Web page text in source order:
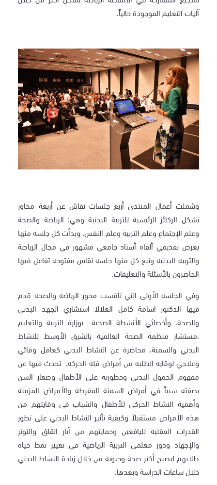
آليات التعليم الموجودة حالياً.
وشملت أعمال المنتدى أربع جلسات نقاش عن أربعة محاور
تشكل الركائز الرئيسية للتربية البدنية وهي: الرياضة والصحة
وعلم الإجتماع وعلم التربية وعلم النفس، وبدأت كل جلسة منها
بعرض تقديمي ألقاه أستاذ جامعي مشهور في مجال الرياضة
والتربية البدنية وتبع كل منها جلسة نقاش مفتوحة تفاعل فيها
الحاضرون بالأسئلة والتعليقات.
وفي الجلسة الأولى التي ناقشت محور الرياضة والصحة قدم
فيها الدكتور اسامة كامل العلالا استشاري الجهد البدني
والصحة، وأخصائي الأنشطة الصحية بوزارة التربية والتعليم
،مستشار منظمة الصحة العالمية بالشرق الأوسط للنشاط
البدني والسمنة، محاضرة عن النشاط البدني كعامل وقائي
وعلاجي لوقاية الطلبة من أمراض قلة الحركة، تحدث فيها عن
مفهوم الخمول البدني وخطورته على الأطفال وصغار السن
بصفته سبباً في أمراض السمنة المفرطة والأمراض المزمنة
وأهمية النشاط الحركي للأطفال والشباب في وقايتهم من
هذه الأمراض مستقبلاً وكيفية تأثير النشاط البدني على تطور
القدرات العقلية لليافعين وحمايتهم من آثار القلق والتوتر
والإجهاد ودور معلمي التربية الرياضية في تغيير نمط حياة
طلابهم ليصبح أكثر صحة وحيوية من خلال زيادة النشاط البدني
خلال ساعات الدراسة وبعدها.